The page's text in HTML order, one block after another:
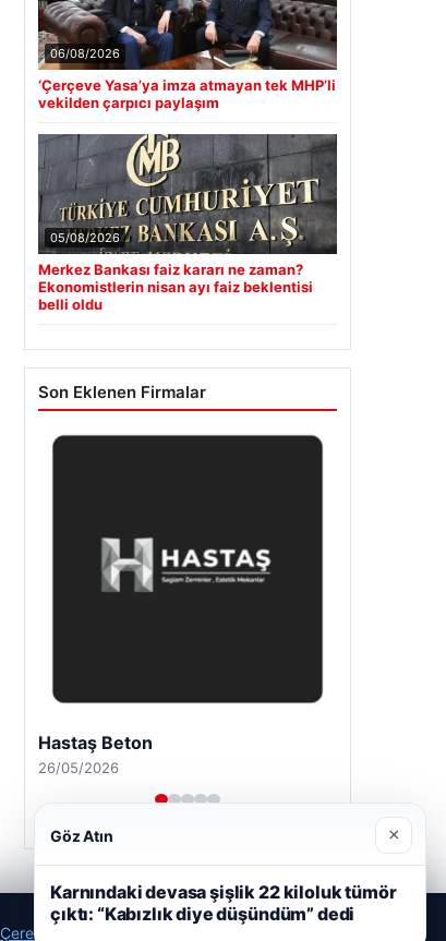
06/08/2026
‘Çerçeve Yasa’ya imza atmayan tek MHP’li
vekilden çarpıcı paylaşım
05/08/2026
Merkez Bankası faiz kararı ne zaman?
Ekonomistlerin nisan ayı faiz beklentisi
belli oldu
Son Eklenen Firmalar
Hastaş Beton
26/05/2026
Çerez Politikamız
Göz Atın ×
Karnındaki devasa şişlik 22 kiloluk tümör
çıktı: “Kabızlık diye düşündüm” dedi